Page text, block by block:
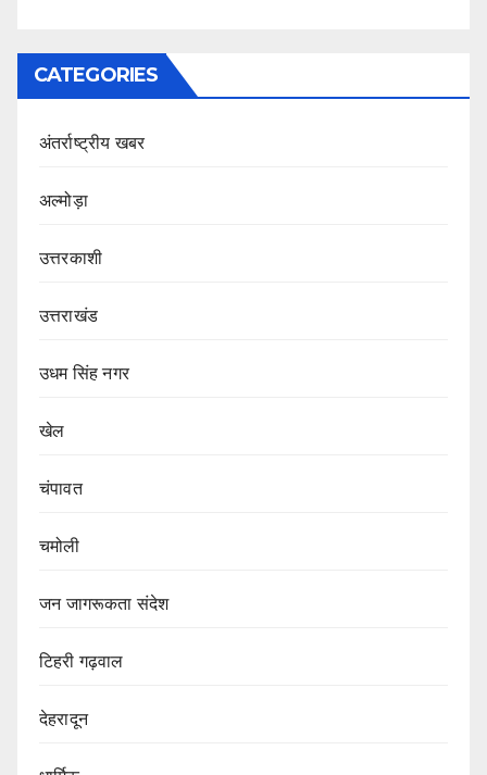
CATEGORIES
अंतर्राष्ट्रीय खबर
अल्मोड़ा
उत्तरकाशी
उत्तराखंड
उधम सिंह नगर
खेल
चंपावत
चमोली
जन जागरूकता संदेश
टिहरी गढ़वाल
देहरादून